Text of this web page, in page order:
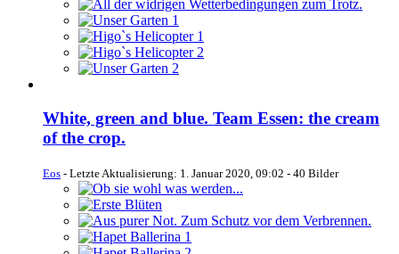
White, green and blue. Team Essen: the cream
of the crop.
Eos - Letzte Aktualisierung: 1. Januar 2020, 09:02 - 40 Bilder